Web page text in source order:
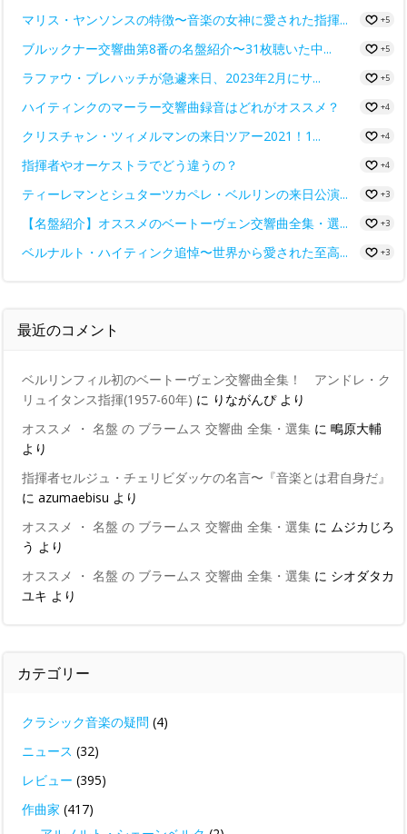
マリス・ヤンソンスの特徴〜音楽の女神に愛された指揮... +5
ブルックナー交響曲第8番の名盤紹介〜31枚聴いた中... +5
ラファウ・ブレハッチが急遽来日、2023年2月にサ... +5
ハイティンクのマーラー交響曲録音はどれがオススメ？ +4
クリスチャン・ツィメルマンの来日ツアー2021！1... +4
指揮者やオーケストラでどう違うの？ +4
ティーレマンとシュターツカペレ・ベルリンの来日公演... +3
【名盤紹介】オススメのベートーヴェン交響曲全集・選... +3
ベルナルト・ハイティンク追悼〜世界から愛された至高... +3
最近のコメント
ベルリンフィル初のベートーヴェン交響曲全集！ アンドレ・ク
リュイタンス指揮(1957-60年) に りながんぴより
オススメ ・ 名盤 の ブラームス 交響曲 全集・選集 に 鴫原大輔
より
指揮者セルジュ・チェリビダッケの名言〜『音楽とは君自身だ』
に azumaebisu より
オススメ ・ 名盤 の ブラームス 交響曲 全集・選集 に ムジカじろ
う より
オススメ ・ 名盤 の ブラームス 交響曲 全集・選集 に シオダタカ
ユキ より
カテゴリー
クラシック音楽の疑問 (4)
ニュース (32)
レビュー (395)
作曲家 (417)